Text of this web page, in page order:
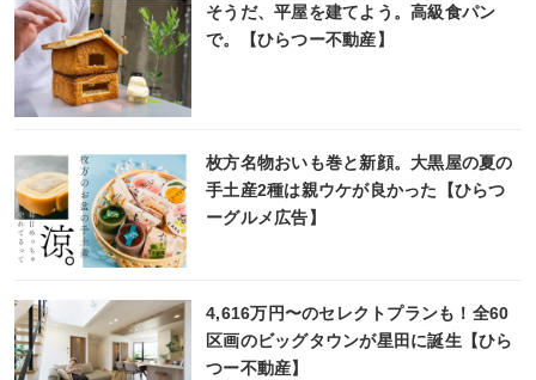
そうだ、平屋を建てよう。高級食パン
で。【ひらつー不動産】
枚方名物おいも巻と新顔。大黒屋の夏の
手土産2種は親ウケが良かった【ひらつ
ーグルメ広告】
4,616万円〜のセレクトプランも！全60
区画のビッグタウンが星田に誕生【ひら
つー不動産】